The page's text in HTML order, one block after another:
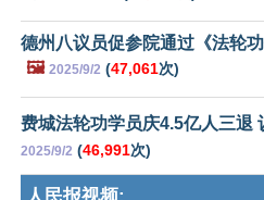
德州八议员促参院通过《法轮功
🖼️ 2025/9/2 (47,061次)
费城法轮功学员庆4.5亿人三退
2025/9/2 (46,991次)